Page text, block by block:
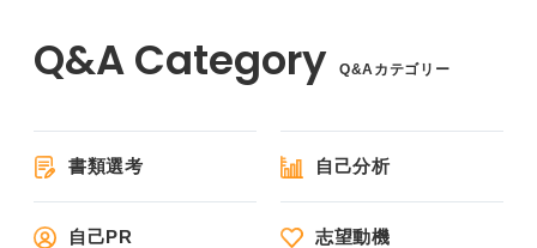
Q&Aカテゴリー
書類選考 自己分析
自己PR 志望動機